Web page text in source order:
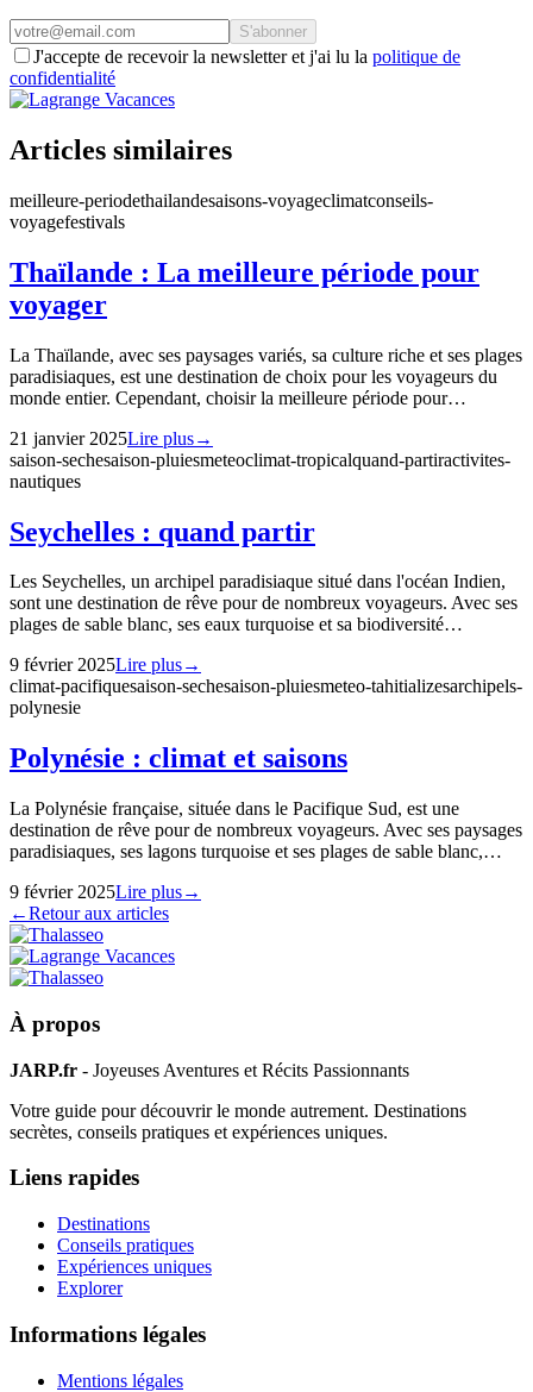
S'abonner
J'accepte de recevoir la newsletter et j'ai lu la politique de
confidentialité
Articles similaires
meilleure-periodethailandesaisons-voyageclimatconseils-
voyagefestivals
Thaïlande : La meilleure période pour
voyager
La Thaïlande, avec ses paysages variés, sa culture riche et ses plages
paradisiaques, est une destination de choix pour les voyageurs du
monde entier. Cependant, choisir la meilleure période pour…
21 janvier 2025Lire plus→
saison-sechesaison-pluiesmeteoclimat-tropicalquand-partiractivites-
nautiques
Seychelles : quand partir
Les Seychelles, un archipel paradisiaque situé dans l'océan Indien,
sont une destination de rêve pour de nombreux voyageurs. Avec ses
plages de sable blanc, ses eaux turquoise et sa biodiversité…
9 février 2025Lire plus→
climat-pacifiquesaison-sechesaison-pluiesmeteo-tahitializesarchipels-
polynesie
Polynésie : climat et saisons
La Polynésie française, située dans le Pacifique Sud, est une
destination de rêve pour de nombreux voyageurs. Avec ses paysages
paradisiaques, ses lagons turquoise et ses plages de sable blanc,…
9 février 2025Lire plus→
←Retour aux articles
À propos
JARP.fr - Joyeuses Aventures et Récits Passionnants
Votre guide pour découvrir le monde autrement. Destinations
secrètes, conseils pratiques et expériences uniques.
Liens rapides
Destinations
Conseils pratiques
Expériences uniques
Explorer
Informations légales
Mentions légales